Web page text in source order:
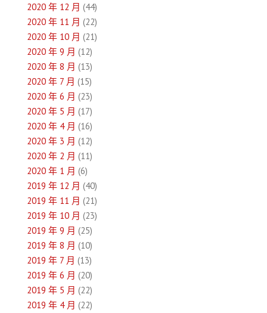
2020 年 12 月 (44)
2020 年 11 月 (22)
2020 年 10 月 (21)
2020 年 9 月 (12)
2020 年 8 月 (13)
2020 年 7 月 (15)
2020 年 6 月 (23)
2020 年 5 月 (17)
2020 年 4 月 (16)
2020 年 3 月 (12)
2020 年 2 月 (11)
2020 年 1 月 (6)
2019 年 12 月 (40)
2019 年 11 月 (21)
2019 年 10 月 (23)
2019 年 9 月 (25)
2019 年 8 月 (10)
2019 年 7 月 (13)
2019 年 6 月 (20)
2019 年 5 月 (22)
2019 年 4 月 (22)